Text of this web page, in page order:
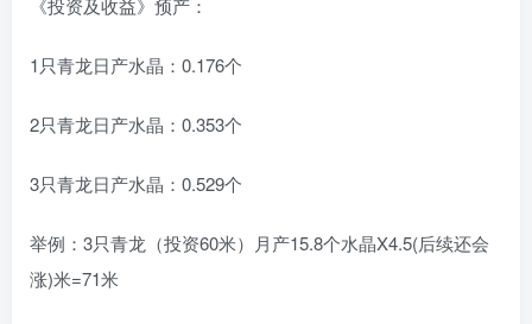
《投资及收益》预产：
1只青龙日产水晶：0.176个
2只青龙日产水晶：0.353个
3只青龙日产水晶：0.529个
举例：3只青龙（投资60米）月产15.8个水晶X4.5(后续还会
涨)米=71米